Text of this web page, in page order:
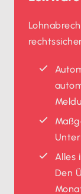
Alles
Den